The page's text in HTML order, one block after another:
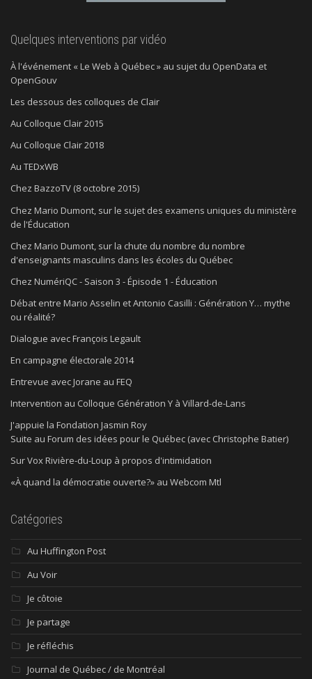
Quelques interventions par vidéo
À l'événement « Le Web à Québec » au sujet du OpenData et
OpenGouv
Les dessous des colloques de Clair
Au Colloque Clair 2015
Au Colloque Clair 2018
Au TEDxWB
Chez BazzoTV (8 octobre 2015)
Chez Mario Dumont, sur le sujet des examens uniques du ministère
de l'Éducation
Chez Mario Dumont, sur la chute du nombre du nombre
d'enseignants masculins dans les écoles du Québec
Chez NumériQC - Saison 3 - Épisode 1 - Éducation
Débat entre Mario Asselin et Antonio Casilli : Génération Y… mythe
ou réalité?
Dialogue avec François Legault
En campagne électorale 2014
Entrevue avec Jorane au FEQ
Intervention au Colloque Génération Y à Villard-de-Lans
J'appuie la Fondation Jasmin Roy
Suite au Forum des idées pour le Québec (avec Christophe Batier)
Sur Vox Rivière-du-Loup à propos d'intimidation
«À quand la démocratie ouverte?» au Webcom Mtl
Catégories
Au Huffington Post
Au Voir
Je côtoie
Je partage
Je réfléchis
Journal de Québec / de Montréal